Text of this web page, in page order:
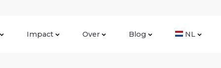
Impact Over Blog NL